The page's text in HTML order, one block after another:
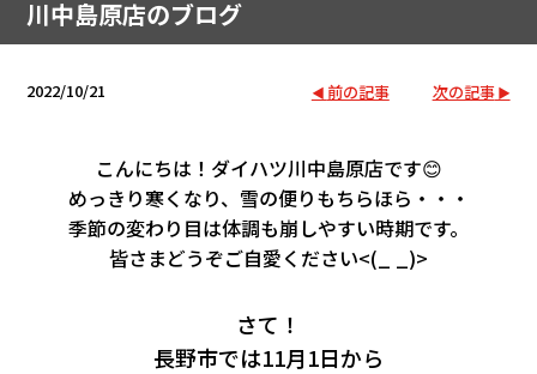
店舗情報
ご購入者サポート
アフターサポート
会社情報
川中島原店のブログ
2022/10/21 前の記事 次の記事
こんにちは！ダイハツ川中島原店です😊
めっきり寒くなり、雪の便りもちらほら・・・
季節の変わり目は体調も崩しやすい時期です。
皆さまどうぞご自愛ください<(_ _)>
さて！
長野市では11月1日から